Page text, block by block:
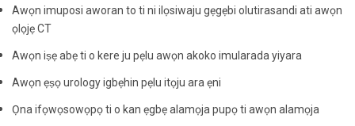
Awọn imuposi aworan to ti ni ilọsiwaju gẹgẹbi olutirasandi ati awọn
ọlọjẹ CT
Awọn iṣẹ abẹ ti o kere ju pẹlu awọn akoko imularada yiyara
Awọn ẹṣọ urology igbẹhin pẹlu itọju ara ẹni
Ọna ifọwọsowọpọ ti o kan ẹgbẹ alamọja pupọ ti awọn alamọja